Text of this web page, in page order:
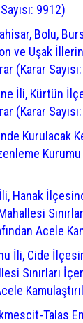
9912)
Bolu,
ve Uşak
(Karar
İli, Kürtün
(Karar
Kurulacak
Kurumu
Hanak
Acele
İli, Cide
Sınırları
Talas